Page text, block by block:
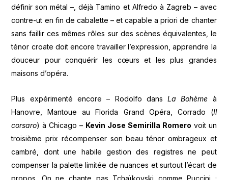
définir son métal –, déjà Tamino et Alfredo à Zagreb – avec
contre-ut en fin de cabalette – et capable a priori de chanter
sans faillir ces mêmes rôles sur des scènes équivalentes, le
ténor croate doit encore travailler l’expression, apprendre la
douceur pour conquérir les cœurs et les plus grandes
maisons d’opéra.
Plus expérimenté encore – Rodolfo dansLa Bohème à
Hanovre, Mantoue au Florida Grand Opéra, Corrado (Il
corsaro) à Chicago – Kevin Jose Semirilla Romero voit un
troisième prix récompenser son beau ténor ombrageux et
cambré, dont une habile gestion des registres ne peut
compenser la palette limitée de nuances et surtout l’écart de